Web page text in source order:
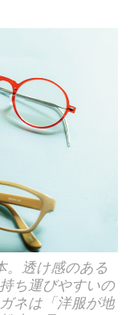
。透け感のある
ち運びやすいの
ネは「洋服が地